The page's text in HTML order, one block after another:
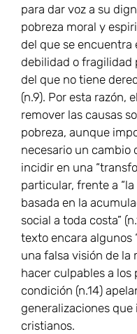
para dar voz a su
pobreza moral y
del que se
debilidad o fragilidad
del que no tiene
(n.9). Por esta razón,
remover las causas
pobreza, aunque
necesario un cambio
incidir en una
particular, frente a
basada en la
social a toda costa”
texto encara algunos
una falsa visión de
hacer culpables a los
condición (n.14)
generalizaciones
cristianos.